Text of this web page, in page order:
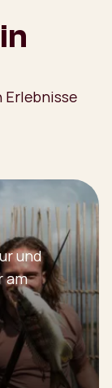
Erlebnisse
und
am